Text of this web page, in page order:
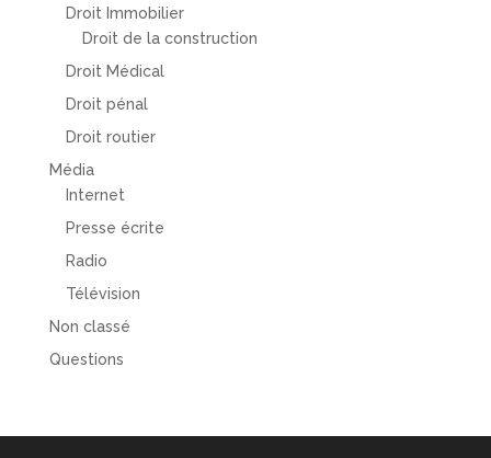
Droit Immobilier
Droit de la construction
Droit Médical
Droit pénal
Droit routier
Média
Internet
Presse écrite
Radio
Télévision
Non classé
Questions